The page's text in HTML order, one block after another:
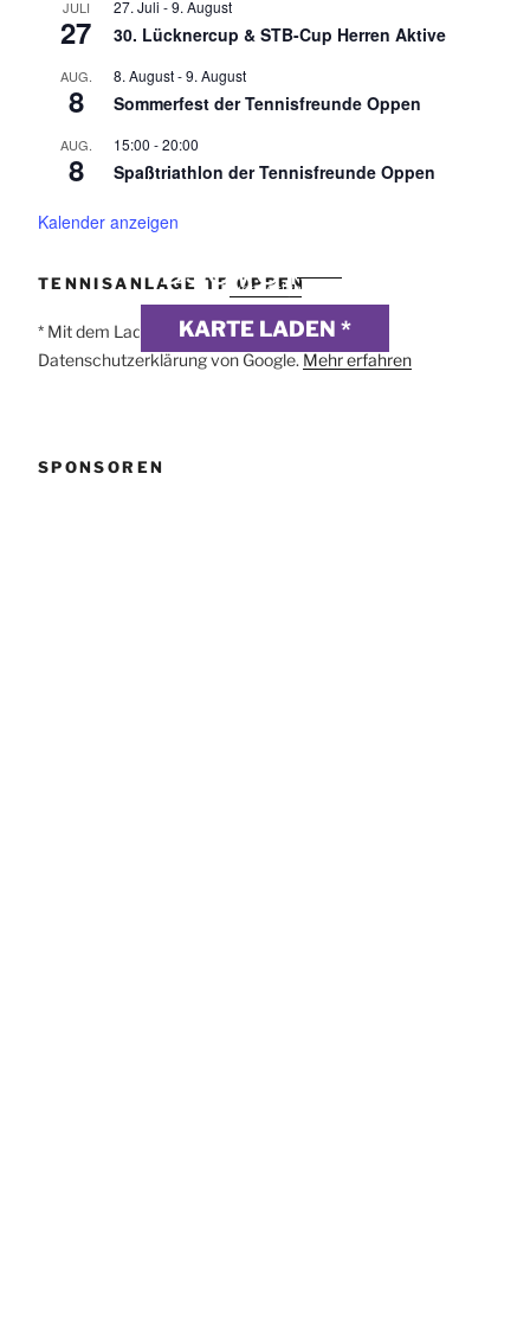
JULI
27
27. Juli -9. August
30. Lücknercup & STB-Cup Herren Aktive
AUG.
8
8. August-9. August
Sommerfest der Tennisfreunde Oppen
AUG.
8
15:00 -20:00
Spaßtriathlon der Tennisfreunde Oppen
Kalender anzeigen
TENNISANLAGE TF OPPEN
DSGVO MAP
KARTE LADEN *
webdesign
* Mit dem Laden der Karte akzeptierst du die
Datenschutzerklärung von Google. Mehr erfahren
SPONSOREN